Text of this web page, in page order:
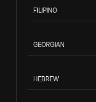
FILIPINO
GEORGIAN
HEBREW